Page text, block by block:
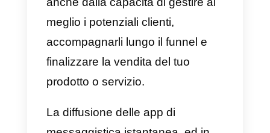
Il successo della tua attività
anche dalla capacità di gestire al
accompagnarli lungo il funnel e